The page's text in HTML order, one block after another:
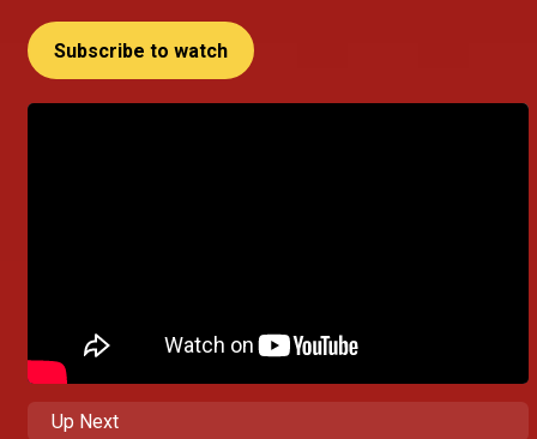
Subscribe to watch
Up Next